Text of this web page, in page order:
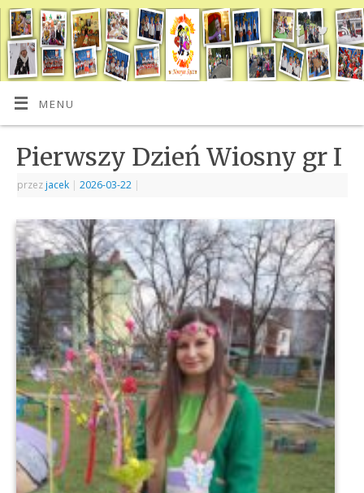
MENU
Pierwszy Dzień Wiosny gr I
przez jacek | 2026-03-22 |